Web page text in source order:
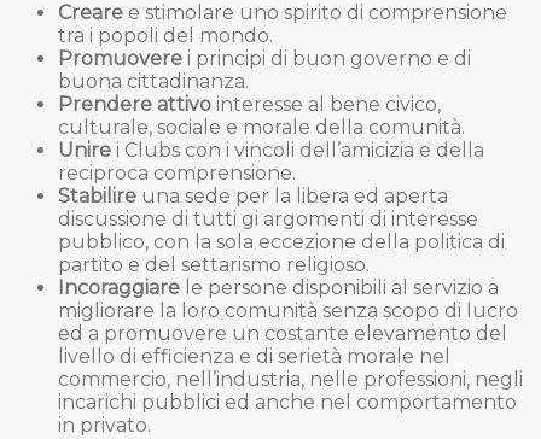
Creare e stimolare uno spirito di comprensione
tra i popoli del mondo.
Promuovere i principi di buon governo e di
buona cittadinanza.
Prendere attivo interesse al bene civico,
culturale, sociale e morale della comunità.
Unire i Clubs con i vincoli dell’amicizia e della
reciproca comprensione.
Stabilire una sede per la libera ed aperta
discussione di tutti gi argomenti di interesse
pubblico, con la sola eccezione della politica di
partito e del settarismo religioso.
Incoraggiare le persone disponibili al servizio a
migliorare la loro comunità senza scopo di lucro
ed a promuovere un costante elevamento del
livello di efficienza e di serietà morale nel
commercio, nell’industria, nelle professioni, negli
incarichi pubblici ed anche nel comportamento
in privato.